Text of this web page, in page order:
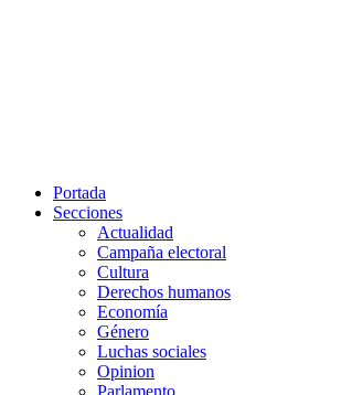
Portada
Secciones
Actualidad
Campaña electoral
Cultura
Derechos humanos
Economía
Género
Luchas sociales
Opinion
Parlamento